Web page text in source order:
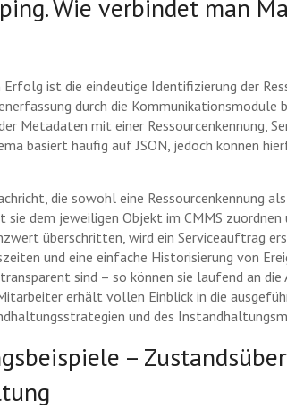
Wie verbindet man
Erfolg ist die eindeutige Identifizierung der
durch die Kommunikationsmodule
Metadaten mit einer Ressourcenkennung,
basiert häufig auf JSON, jedoch können
die sowohl eine Ressourcenkennung
sie dem jeweiligen Objekt im CMMS
überschritten, wird ein Serviceauftrag
und eine einfache Historisierung von
sind – so können sie laufend an
erhält vollen Einblick in die
und des
–